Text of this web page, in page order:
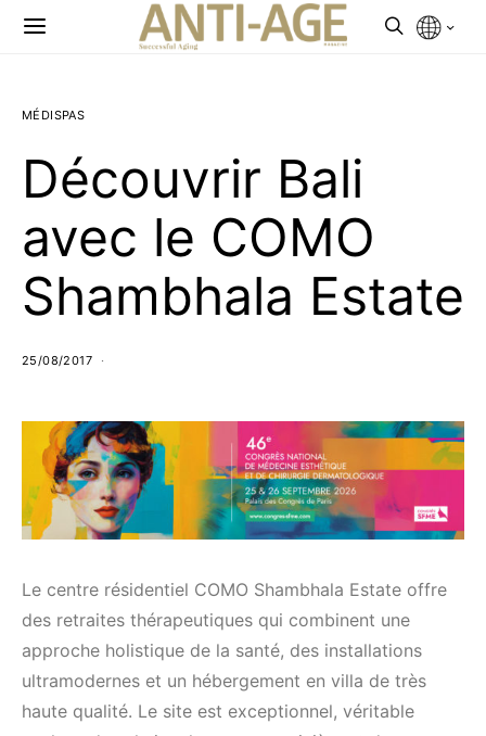
MÉDISPAS
Découvrir Bali
avec le COMO
Shambhala Estate
25/08/2017
Le centre résidentiel COMO Shambhala Estate offre
des retraites thérapeutiques qui combinent une
approche holistique de la santé, des installations
ultramodernes et un hébergement en villa de très
haute qualité. Le site est exceptionnel, véritable